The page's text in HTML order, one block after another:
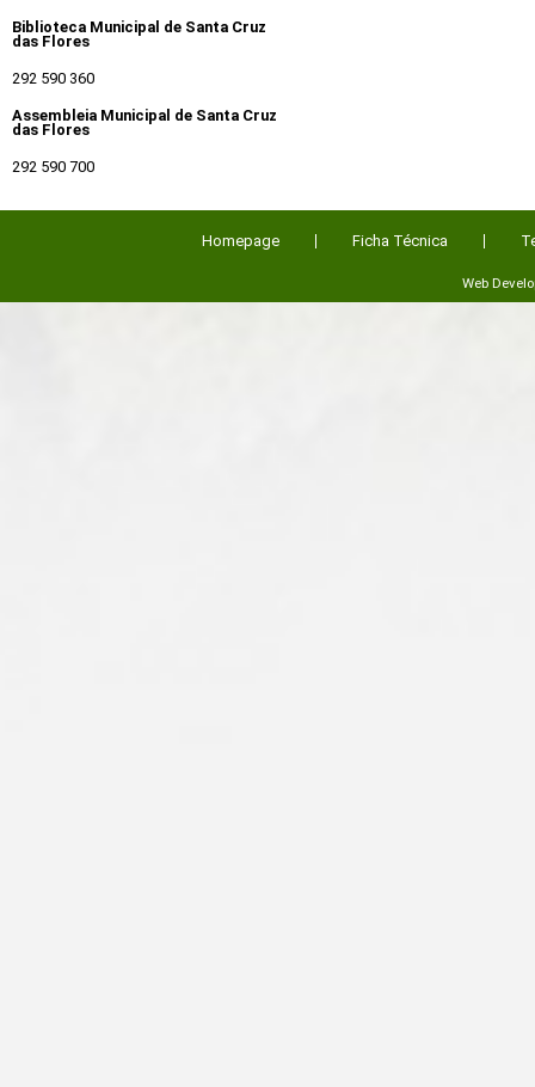
Biblioteca Municipal de Santa Cruz
das Flores
292 590 360
Assembleia Municipal de Santa Cruz
das Flores
292 590 700
Homepage Ficha Técnica
Web